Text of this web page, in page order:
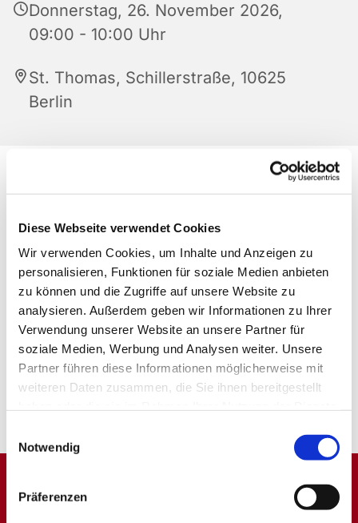
Diese Webseite verwendet Cookies
Wir verwenden Cookies, um Inhalte und Anzeigen zu
personalisieren, Funktionen für soziale Medien anbieten
zu können und die Zugriffe auf unsere Website zu
analysieren. Außerdem geben wir Informationen zu Ihrer
Verwendung unserer Website an unsere Partner für
soziale Medien, Werbung und Analysen weiter. Unsere
Partner führen diese Informationen möglicherweise mit
weiteren Daten zusammen, die Sie ihnen bereitgestellt
Notwendig
Präferenzen
Donnerstag, 26. November 2026,
09:00 - 10:00 Uhr
St. Thomas, Schillerstraße, 10625
Berlin
Dies könnte Sie auch